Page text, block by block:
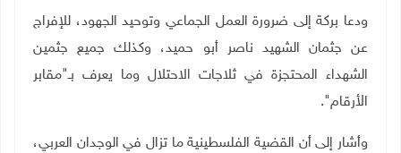
ودعا بركة إلى ضرورة العمل الجماعي وتوحيد الجهود، للإفراج
عن جثمان الشهيد ناصر أبو حميد، وكذلك جميع جثمين
الشهداء المحتجزة في ثلاجات الاحتلال وما يعرف بـ"مقابر
الأرقام".
وأشار إلى أن القضية الفلسطينية ما تزال في الوجدان العربي،